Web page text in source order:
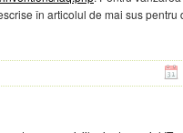
în articolul de mai sus pentru